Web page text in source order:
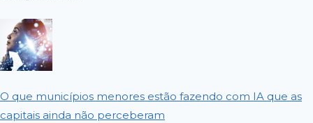
O que municípios menores estão fazendo com IA que as
capitais ainda não perceberam